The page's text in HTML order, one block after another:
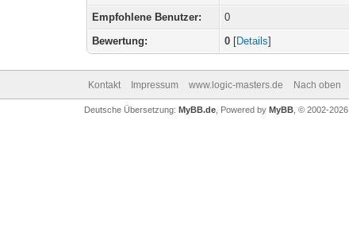
Empfohlene Benutzer:
0
Bewertung:
0 [Details]
Kontakt Impressum www.logic-masters.de Nach oben
Deutsche Übersetzung: MyBB.de, Powered by MyBB, © 2002-2026